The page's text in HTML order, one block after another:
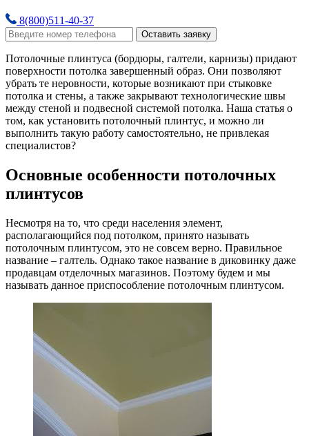
8(800)511-40-37
Оставить заявку
Потолочные плинтуса (бордюры, галтели, карнизы) придают
поверхности потолка завершенный образ. Они позволяют
убрать те неровности, которые возникают при стыковке
потолка и стены, а также закрывают технологические швы
между стеной и подвесной системой потолка. Наша статья о
том, как установить потолочный плинтус, и можно ли
выполнить такую работу самостоятельно, не привлекая
специалистов?
Основные особенности потолочных
плинтусов
Несмотря на то, что среди населения элемент,
располагающийся под потолком, принято называть
потолочным плинтусом, это не совсем верно. Правильное
название – галтель. Однако такое название в диковинку даже
продавцам отделочных магазинов. Поэтому будем и мы
называть данное приспособление потолочным плинтусом.